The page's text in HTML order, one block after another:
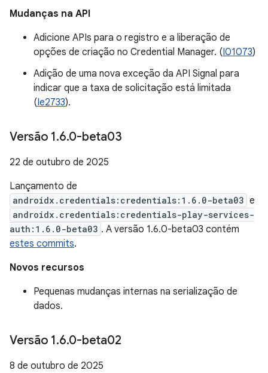
Mudanças na API
Adicione APIs para o registro e a liberação de
opções de criação no Credential Manager. (I01073)
Adição de uma nova exceção da API Signal para
indicar que a taxa de solicitação está limitada
(Ie2733).
Versão 1.6.0-beta03
22 de outubro de 2025
Lançamento de
androidx.credentials:credentials:1.6.0-beta03 e
androidx.credentials:credentials-play-services-
auth:1.6.0-beta03 . A versão 1.6.0-beta03 contém
estes commits.
Novos recursos
Pequenas mudanças internas na serialização de
dados.
Versão 1.6.0-beta02
8 de outubro de 2025